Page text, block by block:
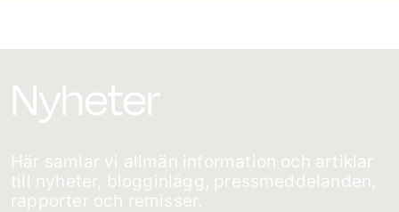
Nyheter
Här samlar vi allmän information och artiklar
till nyheter, blogginlägg, pressmeddelanden,
rapporter och remisser.